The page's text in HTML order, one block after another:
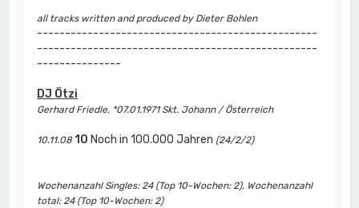
all tracks written and produced by Dieter Bohlen
--------------------------------------------------
--------------------------------------------------
---------------
DJ Ötzi
Gerhard Friedle, *07.01.1971 Skt. Johann / Österreich
10.11.08 10 Noch in 100.000 Jahren (24/2/2)
Wochenanzahl Singles: 24 (Top 10-Wochen: 2), Wochenanzahl
total: 24 (Top 10-Wochen: 2)